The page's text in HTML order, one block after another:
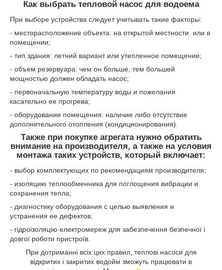
Как выбрать тепловой насос для водоема
При выборе устройства следует учитывать такие факторы:
- месторасположение объекта: на открытой местности или в
помещении;
- тип здания: летний вариант или утепленное помещение;
- объем резервуара: чем он больше, тем большей
мощностью должен обладать насос;
- первоначальную температуру воды и пожелания
касательно ее прогрева;
- оборудование помещения: наличие либо отсутствие
дополнительного отопления (кондиционирования).
Также при покупке агрегата нужно обратить
внимание на производителя, а также на условия
монтажа таких устройств, который включает:
- выбор комплектующих по рекомендациям производителя;
- изоляцию теплообменника для поглощения вибрации и
сохранения тепла;
- диагностику оборудования с целью выявления и
устранения ее дефектов;
- гідроізоляцію електромереж для забезпечення безпечної і
довгої роботи пристроїв.
При дотриманні всіх цих правил, теплові насоси для
відкритих і закритих водойм зможуть працювати в